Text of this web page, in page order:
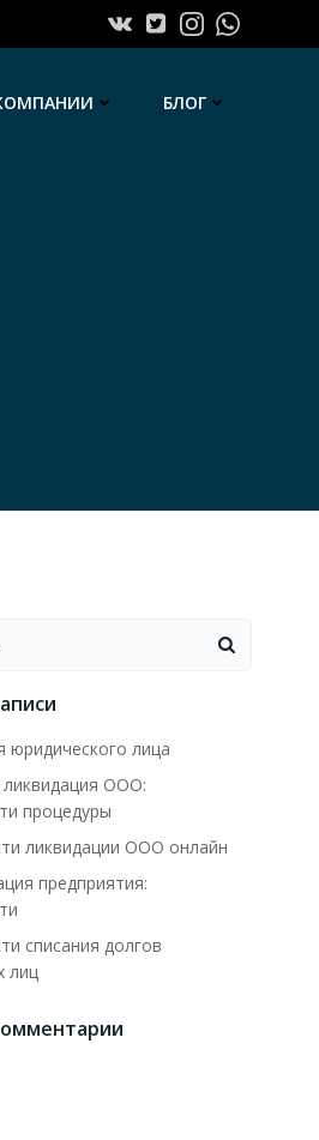
БЛОГ
юридического лица
ликвидация ООО:
процедуры
ликвидации ООО онлайн
предприятия:
списания долгов
лиц